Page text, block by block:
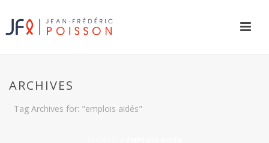
ARCHIVES
Tag Archives for: "emplois aidés"